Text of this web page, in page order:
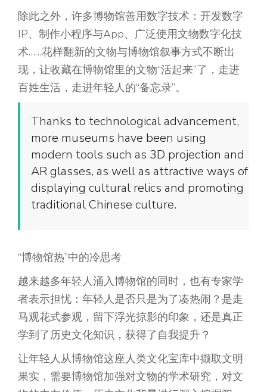
除此之外，许多博物馆善用数字技术：开发数字
IP、制作小程序与App、广泛使用文物数字化技
术……花样翻新的文物与博物馆叙事方式不断出
现，让收藏在博物馆里的文物“活起来”了，走进
百姓生活，走进年轻人的“备忘录”。
Thanks to technological advancement,
more museums have been using
modern tools such as 3D projection and
AR glasses, as well as attractive ways of
displaying cultural relics and promoting
traditional Chinese culture.
“博物馆热”中的冷思考
越来越多年轻人涌入博物馆的同时，也有专家学
者表示担忧：年轻人是否只是为了凑热闹？是走
马观花式参观，留下浮光掠影的印象，还是真正
学到了历史文化知识，获得了自我提升？
让年轻人从博物馆这座人类文化宝库中撷取文明
果实，需要博物馆加强对文物的学术研究，对文